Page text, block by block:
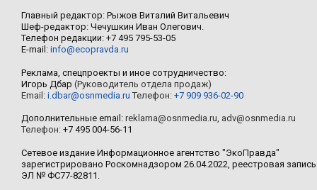
Главный редактор: Рыжов Виталий Витальевич
Шеф-редактор: Чечушкин Иван Олегович.
Телефон редакции: +7 495 795-53-05
E-mail: info@ecopravda.ru
Реклама, спецпроекты и иное сотрудничество:
Игорь Дбар (Руководитель отдела продаж)
Email: i.dbar@osnmedia.ru Телефон: +7 909 936-02-90
Дополнительные email: reklama@osnmedia.ru, adv@osnmedia.ru
Телефон: +7 495 004-56-11
Сетевое издание Информационное агентство "ЭкоПравда"
зарегистрировано Роскомнадзором 26.04.2022, реестровая запись
ЭЛ № ФС77-82811.